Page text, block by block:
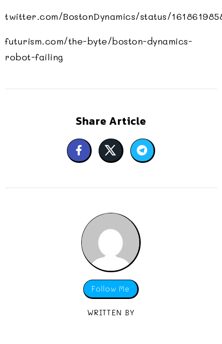
twitter.com/BostonDynamics/status/
futurism.com/the-byte/boston-dynamics-
robot-failing
Share Article
Follow Me
WRITTEN BY